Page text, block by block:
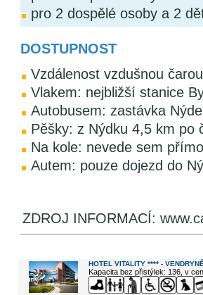
pro 2 dospělé osoby a 2
DOSTUPNOST
Vzdálenost vzdušnou
Vlakem: nejbližší stanice
Autobusem: zastávka
Pěšky: z Nýdku 4,5 km po
Na kole: nevede sem
Autem: pouze dojezd do
ZDROJ INFORMACÍ:
HOTEL VITALITY **** -
Kapacita bez přistýlek: 136, v